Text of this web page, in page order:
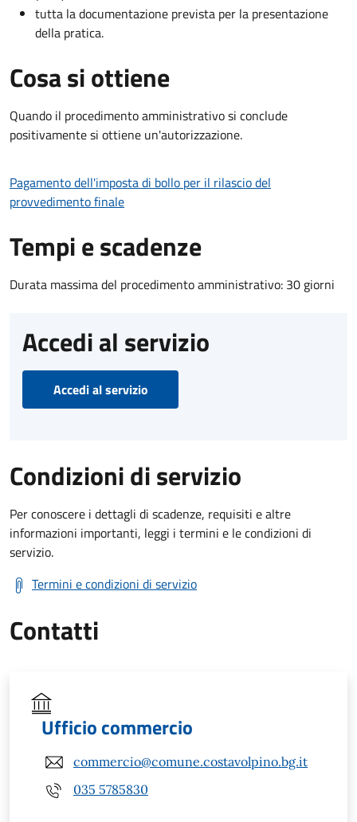
tutta la documentazione prevista per la presentazione
della pratica.
Cosa si ottiene
Quando il procedimento amministrativo si conclude
positivamente si ottiene un'autorizzazione.
Pagamento dell'imposta di bollo per il rilascio del
provvedimento finale
Tempi e scadenze
Durata massima del procedimento amministrativo: 30 giorni
Accedi al servizio
Accedi al servizio
Condizioni di servizio
Per conoscere i dettagli di scadenze, requisiti e altre
informazioni importanti, leggi i termini e le condizioni di
servizio.
Termini e condizioni di servizio
Contatti
Ufficio commercio
commercio@comune.costavolpino.bg.it
035 5785830